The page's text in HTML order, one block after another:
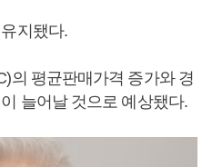
지됐다.
의 평균판매가격 증가와 경
늘어날 것으로 예상됐다.